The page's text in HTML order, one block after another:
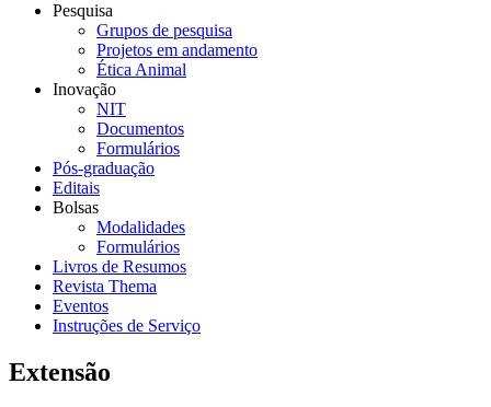
Pesquisa
Grupos de pesquisa
Projetos em andamento
Ética Animal
Inovação
NIT
Documentos
Formulários
Pós-graduação
Editais
Bolsas
Modalidades
Formulários
Livros de Resumos
Revista Thema
Eventos
Instruções de Serviço
Extensão